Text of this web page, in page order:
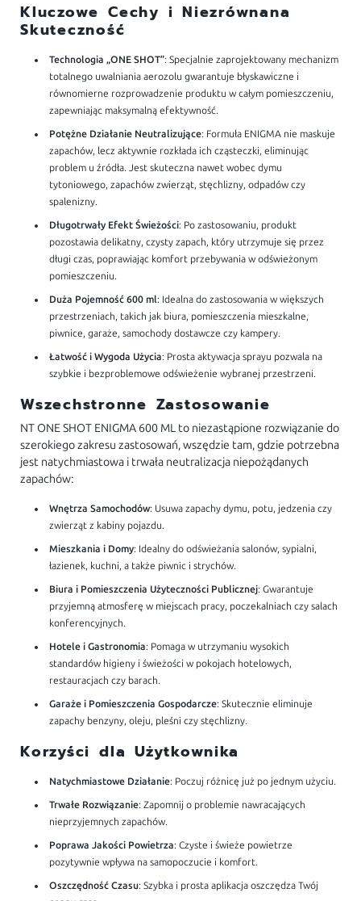
Kluczowe Cechy i Niezrównana
Skuteczność
Technologia „ONE SHOT”: Specjalnie zaprojektowany mechanizm
totalnego uwalniania aerozolu gwarantuje błyskawiczne i
równomierne rozprowadzenie produktu w całym pomieszczeniu,
zapewniając maksymalną efektywność.
Potężne Działanie Neutralizujące: Formuła ENIGMA nie maskuje
zapachów, lecz aktywnie rozkłada ich cząsteczki, eliminując
problem u źródła. Jest skuteczna nawet wobec dymu
tytoniowego, zapachów zwierząt, stęchlizny, odpadów czy
spalenizny.
Długotrwały Efekt Świeżości: Po zastosowaniu, produkt
pozostawia delikatny, czysty zapach, który utrzymuje się przez
długi czas, poprawiając komfort przebywania w odświeżonym
pomieszczeniu.
Duża Pojemność 600 ml: Idealna do zastosowania w większych
przestrzeniach, takich jak biura, pomieszczenia mieszkalne,
piwnice, garaże, samochody dostawcze czy kampery.
Łatwość i Wygoda Użycia: Prosta aktywacja sprayu pozwala na
szybkie i bezproblemowe odświeżenie wybranej przestrzeni.
Wszechstronne Zastosowanie
NT ONE SHOT ENIGMA 600 ML to niezastąpione rozwiązanie do
szerokiego zakresu zastosowań, wszędzie tam, gdzie potrzebna
jest natychmiastowa i trwała neutralizacja niepożądanych
zapachów:
Wnętrza Samochodów: Usuwa zapachy dymu, potu, jedzenia czy
zwierząt z kabiny pojazdu.
Mieszkania i Domy: Idealny do odświeżania salonów, sypialni,
łazienek, kuchni, a także piwnic i strychów.
Biura i Pomieszczenia Użyteczności Publicznej: Gwarantuje
przyjemną atmosferę w miejscach pracy, poczekalniach czy salach
konferencyjnych.
Hotele i Gastronomia: Pomaga w utrzymaniu wysokich
standardów higieny i świeżości w pokojach hotelowych,
restauracjach czy barach.
Garaże i Pomieszczenia Gospodarcze: Skutecznie eliminuje
zapachy benzyny, oleju, pleśni czy stęchlizny.
Korzyści dla Użytkownika
Natychmiastowe Działanie: Poczuj różnicę już po jednym użyciu.
Trwałe Rozwiązanie: Zapomnij o problemie nawracających
nieprzyjemnych zapachów.
Poprawa Jakości Powietrza: Czyste i świeże powietrze
pozytywnie wpływa na samopoczucie i komfort.
Oszczędność Czasu: Szybka i prosta aplikacja oszczędza Twój